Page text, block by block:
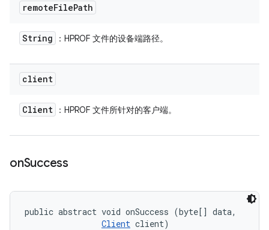
remoteFilePath
String ：HPROF 文件的设备端路径。
client
Client ：HPROF 文件所针对的客户端。
onSuccess
public abstract void onSuccess (byte[] data,
Client client)